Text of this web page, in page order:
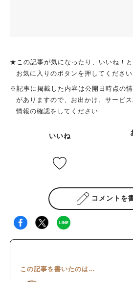
★この記事が気になったり、いいね！
お気に入りのボタンを押してください
※記事に掲載した内容は公開日時点の
がありますので、お出かけ、サービ
情報の確認をしてください
いいね
コメントを
この記事を書いたのは…